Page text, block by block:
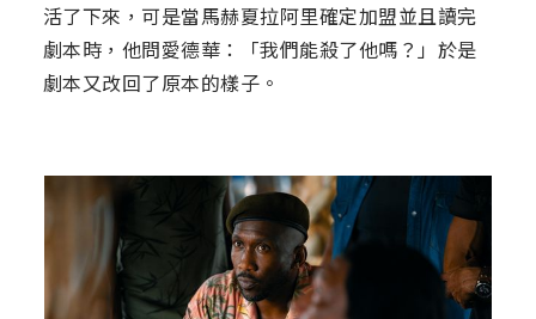
活了下來，可是當馬赫夏拉阿里確定加盟並且讀完
劇本時，他問愛德華：「我們能殺了他嗎？」於是
劇本又改回了原本的樣子。